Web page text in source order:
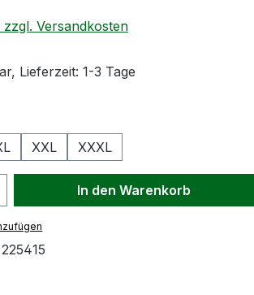
Versandkosten
Lieferzeit: 1-3 Tage
XXL XXXL
Gib den gewünschten
In den Warenkorb
225415